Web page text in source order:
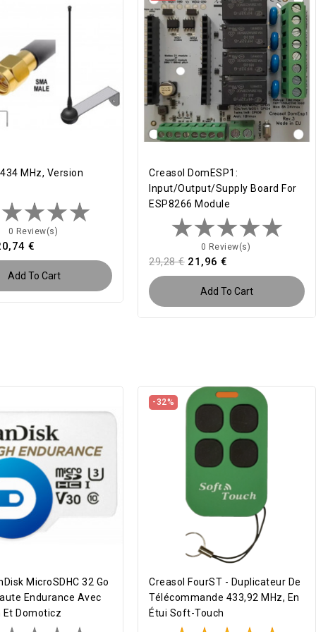
MHz, Version
0 Review(s)
€
Add To Cart
Creasol DomESP1:
Input/output/supply Board For
ESP8266 Module
0 Review(s)
29,28 € 21,96 €
Add To Cart
MicroSDHC 32 Go
Endurance Avec
Et Domoticz
Creasol FourST - Duplicateur De
Télécommande 433,92 MHz, En
Étui Soft-Touch
-32%